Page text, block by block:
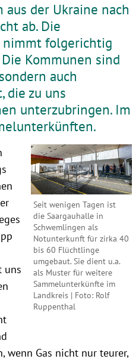
der Ukraine nach
ab. Die
nimmt folgerichtig
Kommunen sind
auch
die zu uns
unterzubringen. Im
Seit wenigen Tagen ist
die Saargauhalle in
Schwemlingen als
Notunterkunft für zirka 40
bis 60 Flüchtlinge
umgebaut. Sie dient u.a.
als Muster für weitere
Sammelunterkünfte im
Landkreis | Foto: Rolf
Ruppenthal
uns
wenn Gas nicht nur teurer,